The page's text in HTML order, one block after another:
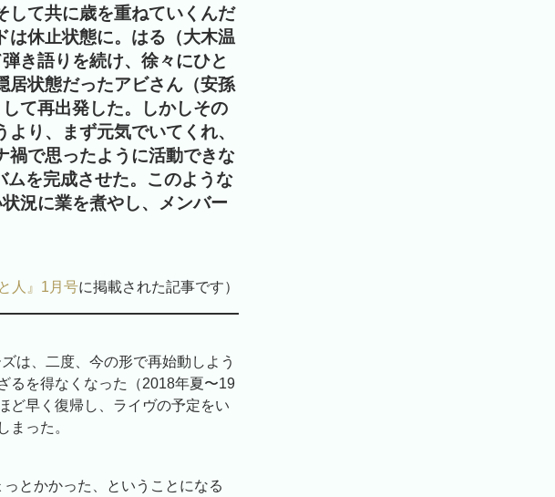
して共に歳を重ねていくんだ
は休止状態に。はる（大木温
き語りを続け、徐々にひと
居状態だったアビさん（安孫
て再出発した。しかしその
り、まず元気でいてくれ、
禍で思ったように活動できな
を完成させた。このような
況に業を煮やし、メンバー
人』1月号に掲載された記事です）
は、二度、今の形で再始動しよう
るを得なくなった（2018年夏〜19
ど早く復帰し、ライヴの予定をい
まった。
とかかった、ということになる